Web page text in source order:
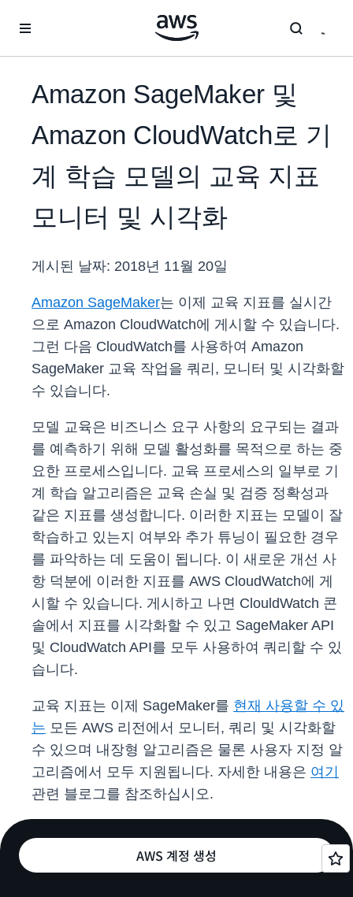
Amazon SageMaker 및
Amazon CloudWatch로 기
계 학습 모델의 교육 지표
모니터 및 시각화
게시된 날짜: 2018년 11월 20일
Amazon SageMaker는 이제 교육 지표를 실시간
으로 Amazon CloudWatch에 게시할 수 있습니다.
그런 다음 CloudWatch를 사용하여 Amazon
SageMaker 교육 작업을 쿼리, 모니터 및 시각화할
수 있습니다.
모델 교육은 비즈니스 요구 사항의 요구되는 결과
를 예측하기 위해 모델 활성화를 목적으로 하는 중
요한 프로세스입니다. 교육 프로세스의 일부로 기
계 학습 알고리즘은 교육 손실 및 검증 정확성과
같은 지표를 생성합니다. 이러한 지표는 모델이 잘
학습하고 있는지 여부와 추가 튜닝이 필요한 경우
를 파악하는 데 도움이 됩니다. 이 새로운 개선 사
항 덕분에 이러한 지표를 AWS CloudWatch에 게
시할 수 있습니다. 게시하고 나면 ClouldWatch 콘
솔에서 지표를 시각화할 수 있고 SageMaker API
및 CloudWatch API를 모두 사용하여 쿼리할 수 있
습니다.
교육 지표는 이제 SageMaker를 현재 사용할 수 있
는 모든 AWS 리전에서 모니터, 쿼리 및 시각화할
수 있으며 내장형 알고리즘은 물론 사용자 지정 알
고리즘에서 모두 지원됩니다. 자세한 내용은 여기
관련 블로그를 참조하십시오.
AWS 계정 생성